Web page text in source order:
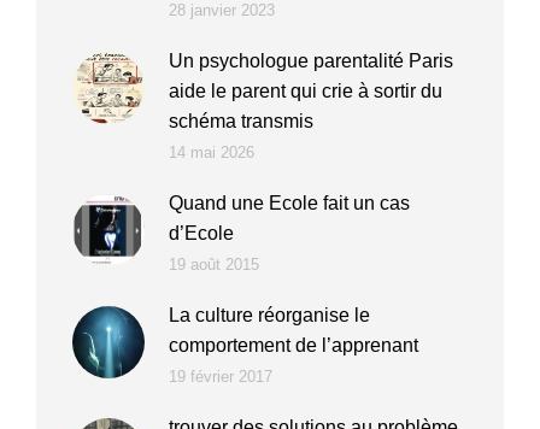
28 janvier 2023
Un psychologue parentalité Paris
aide le parent qui crie à sortir du
schéma transmis
14 mai 2026
Quand une Ecole fait un cas
d’Ecole
19 août 2015
La culture réorganise le
comportement de l’apprenant
19 février 2017